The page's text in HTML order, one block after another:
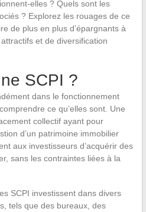
elles ? Quels sont les
? Explorez les rouages de ce
de plus en plus d’épargnants à
et de diversification
SCPI ?
dans le fonctionnement
ce qu’elles sont. Une
collectif ayant pour
d’un patrimoine immobilier
aux investisseurs d’acquérir des
sans les contraintes liées à la
SCPI investissent dans divers
tels que des bureaux, des